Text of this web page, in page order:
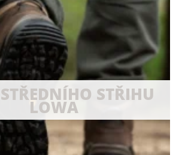
STŘIHU
LOWA